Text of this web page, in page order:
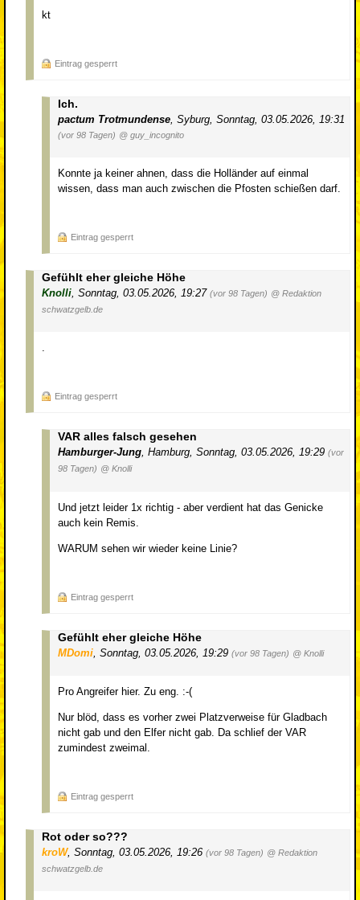
kt
Eintrag gesperrt
Ich.
pactum Trotmundense Syburg Sonntag, 03.05.2026, 19:31
(vor 98 Tagen) @ guy_incognito
Konnte ja keiner ahnen, dass die Holländer auf einmal
wissen, dass man auch zwischen die Pfosten schießen darf.
Eintrag gesperrt
Gefühlt eher gleiche Höhe
Knolli, Sonntag, 03.05.2026, 19:27 (vor 98 Tagen) @ Redaktion
schwatzgelb.de
.
Eintrag gesperrt
VAR alles falsch gesehen
Hamburger-Jung, Hamburg, Sonntag, 03.05.2026, 19:29 (vor
98 Tagen) @ Knolli
Und jetzt leider 1x richtig - aber verdient hat das Genicke
auch kein Remis.
WARUM sehen wir wieder keine Linie?
Eintrag gesperrt
Gefühlt eher gleiche Höhe
MDomi Sonntag, 03.05.2026, 19:29 (vor 98 Tagen) @ Knolli
Pro Angreifer hier. Zu eng. :-(
Nur blöd, dass es vorher zwei Platzverweise für Gladbach
nicht gab und den Elfer nicht gab. Da schlief der VAR
zumindest zweimal.
Eintrag gesperrt
Rot oder so???
kroW, Sonntag, 03.05.2026, 19:26 (vor 98 Tagen) @ Redaktion
schwatzgelb.de